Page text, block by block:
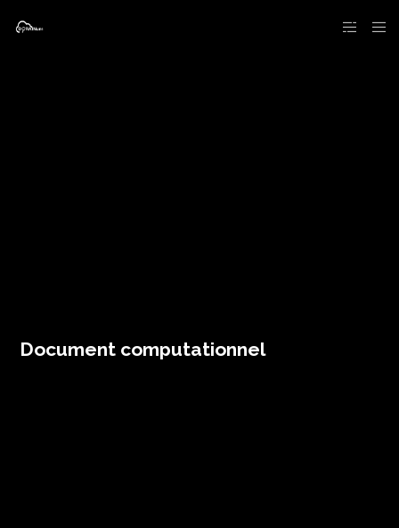
Document computationnel